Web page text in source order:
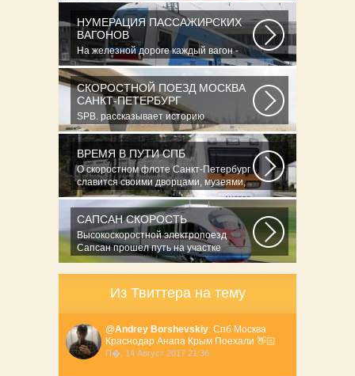
на...
НУМЕРАЦИЯ ПАССАЖИРСКИХ
ВАГОНОВ
На железной дороге каждый вагон -
как автомобиль - имеет свой личный
номер...
СКОРОСТНОЙ ПОЕЗД МОСКВА
САНКТ-ПЕТЕРБУРГ
SPB. рассказывает историю
крупнейшей железнодорожной
катастрофы страны...
ВРЕМЯ В ПУТИ СПБ
О скоростном флоте Санкт-Петербург
славится своими дворцами, музеями,
архитектурными...
САПСАН СКОРОСТЬ
Высокоскоростной электропоезд
Сапсан прошел путь на участке
Окуловка...
Из Твиттера на тему
@Andrey Borshevskiy: Спб Москва
Краснодар Анапа Крым Поехали 👋🏻
П�, 14 Август 2017 21:36